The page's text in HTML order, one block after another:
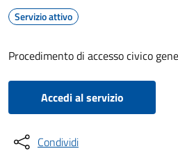
Servizio attivo
Procedimento di accesso civico
Accedi al servizio
Condividi